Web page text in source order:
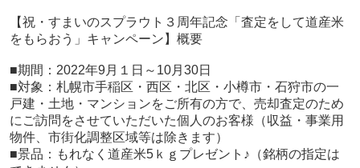
【祝・すまいのスプラウト３周年記念「査定をして道産米
をもらおう」キャンペーン】概要
■期間：2022年9月１日～10月30日
■対象：札幌市手稲区・西区・北区・小樽市・石狩市の一
戸建・土地・マンションをご所有の方で、売却査定のため
にご訪問をさせていただいた個人のお客様（収益・事業用
物件、市街化調整区域等は除きます）
■景品：もれなく道産米5ｋｇプレゼント♪（銘柄の指定は